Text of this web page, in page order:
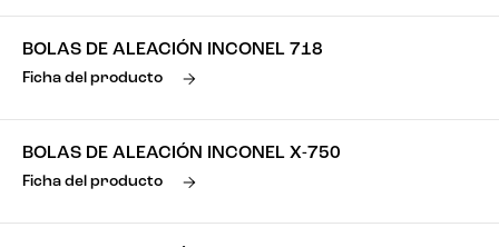
BOLAS DE ALEACIÓN INCONEL 718
Ficha del producto
BOLAS DE ALEACIÓN INCONEL X-750
Ficha del producto